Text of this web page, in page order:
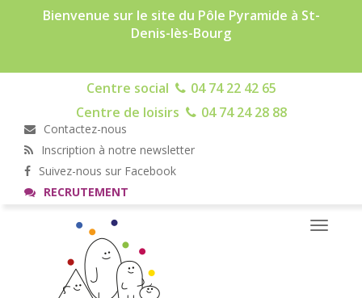
Bienvenue sur le site du Pôle Pyramide à St-
Denis-lès-Bourg
Centre social
04 74 22 42 65
Centre de loisirs
04 74 24 28 88
Contactez-nous
Inscription à notre newsletter
Suivez-nous sur Facebook
RECRUTEMENT
Toggle